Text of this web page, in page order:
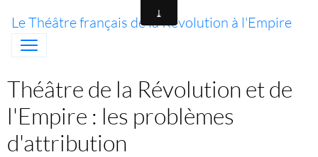
Le Théâtre français de la Révolution à l'Empire
Théâtre de la Révolution et de
l'Empire : les problèmes
d'attribution